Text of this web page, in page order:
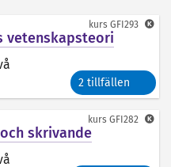
vetenskapsteori
2 tillfällen
kurs GFI293
skrivande
kurs GFI282